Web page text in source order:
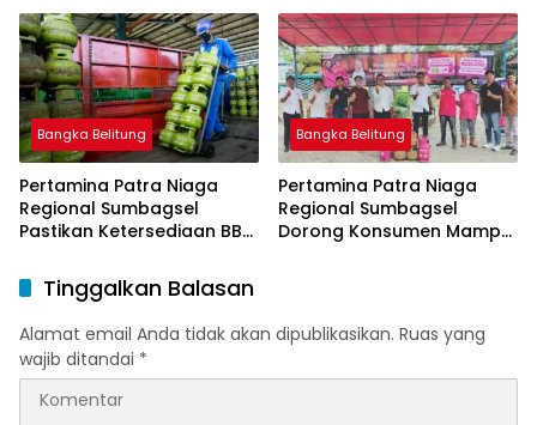
Subsidi Tetap
Bangka Belitung
Pertamina Patra Niaga
Regional Sumbagsel
Pastikan Ketersediaan BBM
Ramadan dan Menjelang
Idulfitri
Bangka Belitung
Pertamina Patra Niaga
Regional Sumbagsel
Dorong Konsumen Mampu
Tinggalkan Balasan
Alamat email Anda tidak akan dipublikasikan. Ruas yang
wajib ditandai *